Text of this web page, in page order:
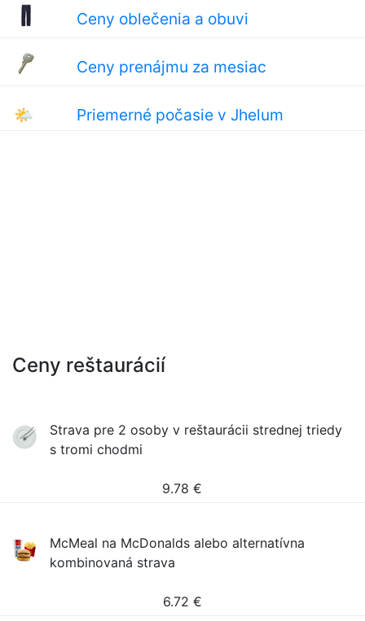
Ceny oblečenia a obuvi
Ceny prenájmu za mesiac
🌤 Priemerné počasie v Jhelum
Ceny reštaurácií
Strava pre 2 osoby v reštaurácii strednej triedy
s tromi chodmi
9.78 €
McMeal na McDonalds alebo alternatívna
kombinovaná strava
6.72 €